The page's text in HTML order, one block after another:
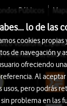
Públicos
Vodafone España
América 115,
lo de las
cookies
de navegación y
ofreciendo
Al
usos, pero podrás
problema en las